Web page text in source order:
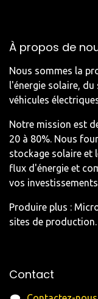
À propos de
Nous sommes la
l'énergie solaire, du
véhicules
Notre mission est
20 à 80%. Nous
stockage solaire et
flux d'énergie et
vos
Produire plus :
sites de production.
Contact